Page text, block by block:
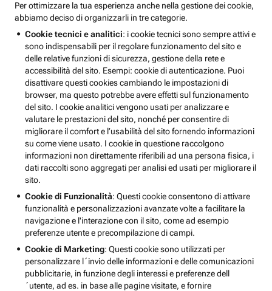
Per ottimizzare la tua esperienza anche nella gestione dei cookie,
abbiamo deciso di organizzarli in tre categorie.
Cookie tecnici e analitici: i cookie tecnici sono sempre attivi e
sono indispensabili per il regolare funzionamento del sito e
delle relative funzioni di sicurezza, gestione della rete e
accessibilità del sito. Esempi: cookie di autenticazione. Puoi
disattivare questi cookies cambiando le impostazioni di
browser, ma questo potrebbe avere effetti sul funzionamento
del sito. I cookie analitici vengono usati per analizzare e
valutare le prestazioni del sito, nonché per consentire di
migliorare il comfort e l’usabilità del sito fornendo informazioni
su come viene usato. I cookie in questione raccolgono
informazioni non direttamente riferibili ad una persona fisica, i
dati raccolti sono aggregati per analisi ed usati per migliorare il
sito.
Cookie di Funzionalità: Questi cookie consentono di attivare
funzionalità e personalizzazioni avanzate volte a facilitare la
navigazione e l'interazione con il sito, come ad esempio
preferenze utente e precompilazione di campi.
Cookie di Marketing: Questi cookie sono utilizzati per
personalizzare l´invio delle informazioni e delle comunicazioni
pubblicitarie, in funzione degli interessi e preferenze dell
´utente, ad es. in base alle pagine visitate, e fornire